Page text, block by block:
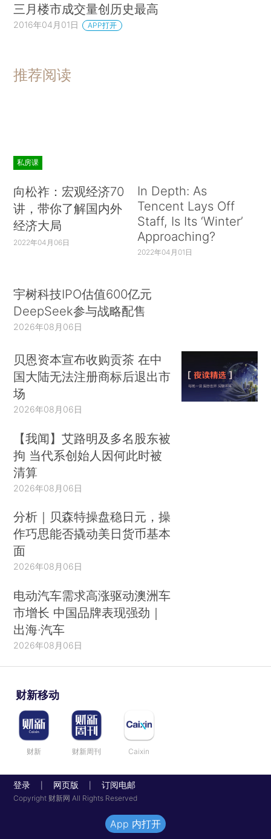
三月楼市成交量创历史最高
2016年04月01日 APP打开
推荐阅读
私房课
向松祚：宏观经济70
讲，带你了解国内外
经济大局
2022年04月06日
In Depth: As
Tencent Lays Off
Staff, Is Its ‘Winter’
Approaching?
2022年04月01日
宇树科技IPO估值600亿元
DeepSeek参与战略配售
2026年08月06日
贝恩资本宣布收购贡茶 在中
国大陆无法注册商标后退出市
场
2026年08月06日
【我闻】艾路明及多名股东被
拘 当代系创始人因何此时被
清算
2026年08月06日
分析｜贝森特操盘稳日元，操
作巧思能否撬动美日货币基本
面
2026年08月06日
电动汽车需求高涨驱动澳洲车
市增长 中国品牌表现强劲｜
出海·汽车
2026年08月06日
财新移动
财新 财新周刊 Caixin
登录 网页版 订阅电邮
Copyright 财新网 All Rights Reserved
App 内打开